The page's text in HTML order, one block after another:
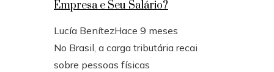
Empresa e Seu Salário?
Lucía BenítezHace 9 meses
No Brasil, a carga tributária recai
sobre pessoas físicas